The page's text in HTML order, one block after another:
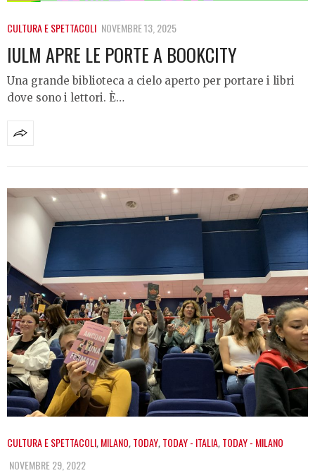
CULTURA E SPETTACOLI NOVEMBRE 13, 2025
IULM APRE LE PORTE A BOOKCITY
Una grande biblioteca a cielo aperto per portare i libri
dove sono i lettori. È…
CULTURA E SPETTACOLI,MILANO,TODAY,TODAY - ITALIA,TODAY - MILANO
NOVEMBRE 29, 2022